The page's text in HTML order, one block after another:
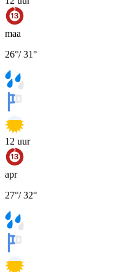
maa
26°/31°
12 uur
apr
27°/32°